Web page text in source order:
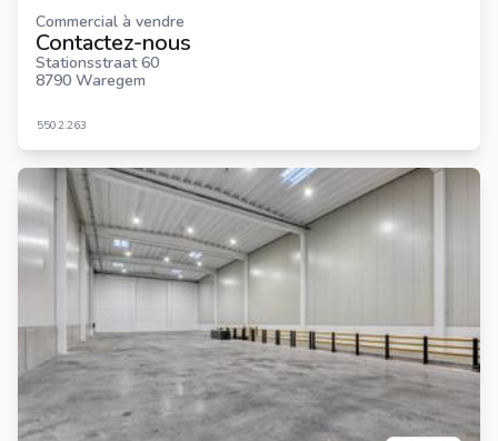
Commercial à vendre
Contactez-nous
Stationsstraat 60
8790 Waregem
5502.263